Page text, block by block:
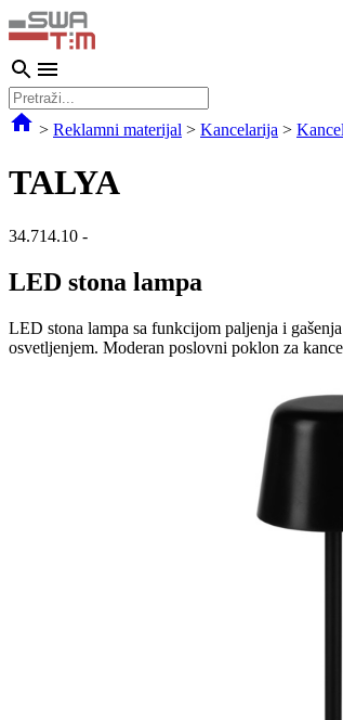
> Reklamni materijal > Kancelarija >
TALYA
34.714.10 -
LED stona lampa
LED stona lampa sa funkcijom paljenja i
osvetljenjem. Moderan poslovni poklon za